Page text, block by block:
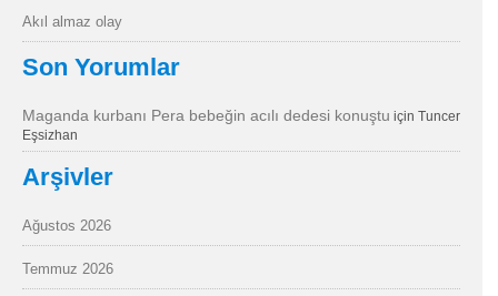
Akıl almaz olay
Son Yorumlar
Maganda kurbanı Pera bebeğin acılı dedesi konuştu için Tuncer
Eşsizhan
Arşivler
Ağustos 2026
Temmuz 2026